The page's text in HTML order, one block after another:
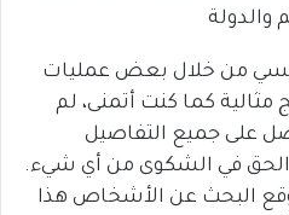
والدولة
من خلال بعض عمليات
مثالية كما كنت أتمنى، لم
على جميع التفاصيل
الحق في الشكوى من أي شيء.
البحث عن الأشخاص هذا